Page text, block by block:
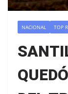
NACIONAL TOP